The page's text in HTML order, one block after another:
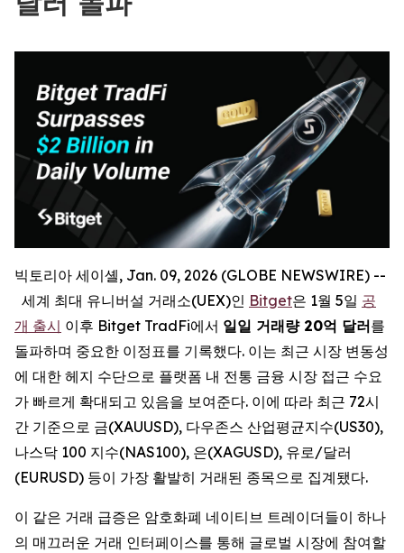
빅토리아 세이셸, Jan. 09, 2026 (GLOBE NEWSWIRE) --
세계 최대 유니버설 거래소(UEX)인 Bitget은 1월 5일 공
개 출시 이후 Bitget TradFi에서 일일 거래량 20억 달러를
돌파하며 중요한 이정표를 기록했다. 이는 최근 시장 변동성
에 대한 헤지 수단으로 플랫폼 내 전통 금융 시장 접근 수요
가 빠르게 확대되고 있음을 보여준다. 이에 따라 최근 72시
간 기준으로 금(XAUUSD), 다우존스 산업평균지수(US30),
나스닥 100 지수(NAS100), 은(XAGUSD), 유로/달러
(EURUSD) 등이 가장 활발히 거래된 종목으로 집계됐다.
이 같은 거래 급증은 암호화폐 네이티브 트레이더들이 하나
의 매끄러운 거래 인터페이스를 통해 글로벌 시장에 참여할